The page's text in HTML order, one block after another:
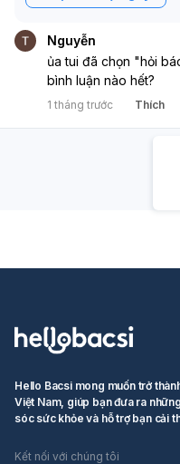
Nguyễn
ủa tui đã chọn "hỏi
bình luận nào hết?
1 tháng trước Thích
Hello Bacsi mong muốn trở
Việt Nam, giúp bạn đưa ra
sóc sức khỏe và hỗ trợ bạn cải
Kết nối với chúng tôi